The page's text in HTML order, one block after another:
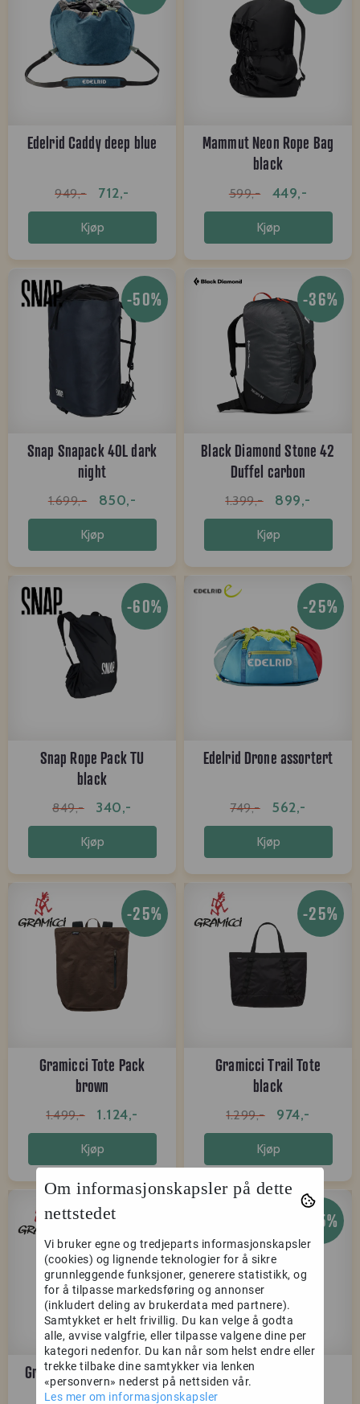
Edelrid Caddy deep blue
949,- 712,-
Kjøp
Mammut Neon Rope Bag
black
599,- 449,-
Kjøp
-50%
Snap Snapack 40L dark
night
1.699,- 850,-
Kjøp
-36%
Black Diamond Stone 42
Duffel carbon
1.399,- 899,-
Kjøp
-60%
Snap Rope Pack TU
black
849,- 340,-
Kjøp
-25%
Edelrid Drone assortert
749,- 562,-
Kjøp
-25%
Gramicci Tote Pack
brown
1.499,- 1.124,-
Kjøp
-25%
Gramicci Trail Tote
black
1.299,- 974,-
Kjøp
Gramicci Trail Tote olive
-25%
Gramicci Trail Tote
Om informasjonskapsler på dette
nettstedet
Vi bruker egne og tredjeparts informasjonskapsler
(cookies) og lignende teknologier for å sikre
grunnleggende funksjoner, generere statistikk, og
for å tilpasse markedsføring og annonser
(inkludert deling av brukerdata med partnere).
Samtykket er helt frivillig. Du kan velge å godta
alle, avvise valgfrie, eller tilpasse valgene dine per
kategori nedenfor. Du kan når som helst endre eller
trekke tilbake dine samtykker via lenken
«personvern» nederst på nettsiden vår.
Les mer om informasjonskapsler